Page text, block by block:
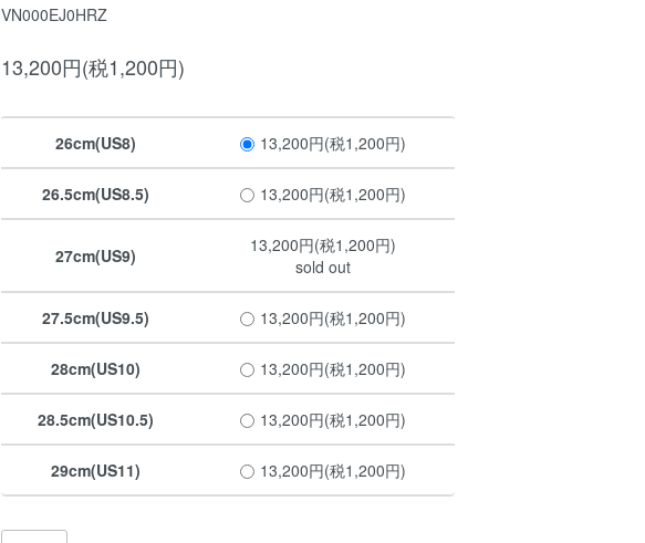
VN000EJ0HRZ
13,200円(税1,200円)
26cm(US8) 13,200円(税1,200円)
26.5cm(US8.5) 13,200円(税1,200円)
27cm(US9)
13,200円(税1,200円)
sold out
27.5cm(US9.5) 13,200円(税1,200円)
28cm(US10) 13,200円(税1,200円)
28.5cm(US10.5) 13,200円(税1,200円)
29cm(US11) 13,200円(税1,200円)